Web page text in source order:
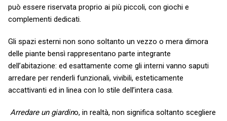
può essere riservata proprio ai più piccoli, con giochi e
complementi dedicati.
Gli spazi esterni non sono soltanto un vezzo o mera dimora
delle piante bensì rappresentano parte integrante
dell’abitazione: ed esattamente come gli interni vanno saputi
arredare per renderli funzionali, vivibili, esteticamente
accattivanti ed in linea con lo stile dell’intera casa.
Arredare un giardino, in realtà, non significa soltanto scegliere